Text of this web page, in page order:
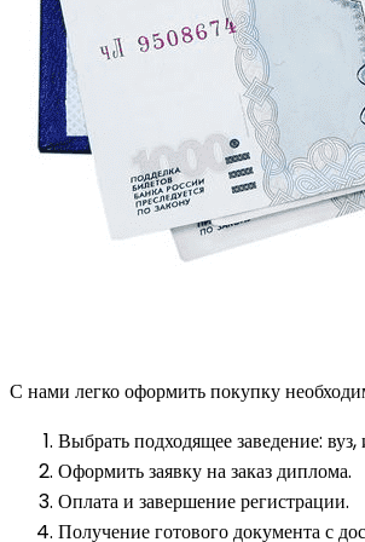
С нами легко оформить покупку
Выбрать подходящее заведение:
Оформить заявку на заказ диплома.
Оплата и завершение регистрации.
Получение готового документа с